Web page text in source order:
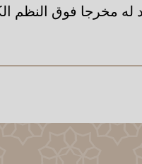
له مخرجا فوق النظم